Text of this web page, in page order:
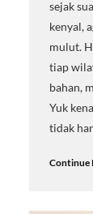
sejak
kenyal,
mulut.
tiap
bahan,
Yuk
tidak
Continue